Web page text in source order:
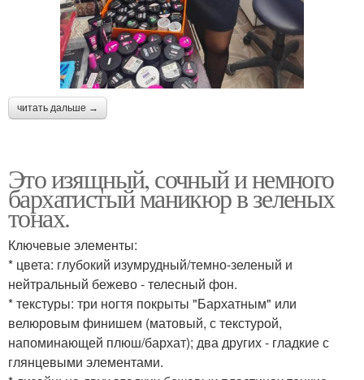
читать дальше →
Это изящный, сочный и немного
бархатистый маникюр в зеленых
тонах.
Ключевые элементы:
* цвета: глубокий изумрудный/темно-зеленый и
нейтральный бежево - телесный фон.
* текстуры: три ногтя покрыты "Бархатным" или
велюровым финишем (матовый, с текстурой,
напоминающей плюш/бархат); два других - гладкие с
глянцевыми элементами.